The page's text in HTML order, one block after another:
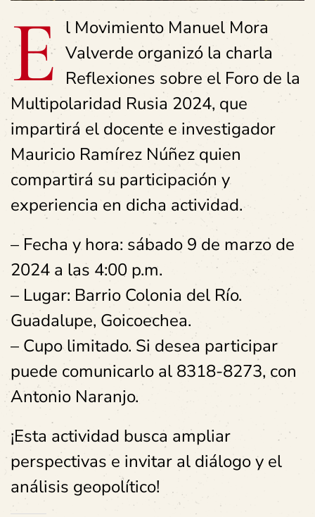
E l Movimiento Manuel Mora
Valverde organizó la charla
Reflexiones sobre el Foro de la
Multipolaridad Rusia 2024, que
impartirá el docente e investigador
Mauricio Ramírez Núñez quien
compartirá su participación y
experiencia en dicha actividad.
– Fecha y hora: sábado 9 de marzo de
2024 a las 4:00 p.m.
– Lugar: Barrio Colonia del Río.
Guadalupe, Goicoechea.
– Cupo limitado. Si desea participar
puede comunicarlo al 8318-8273, con
Antonio Naranjo.
¡Esta actividad busca ampliar
perspectivas e invitar al diálogo y el
análisis geopolítico!